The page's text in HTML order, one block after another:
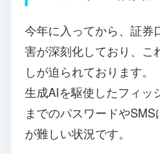
今年に入ってから、証券
害が深刻化しており、こ
しが迫られております。
生成AIを駆使したフィッ
までのパスワードや
が難しい状況です。